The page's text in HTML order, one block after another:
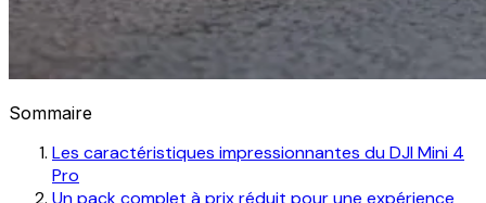
Sommaire
Les caractéristiques impressionnantes du DJI Mini 4
Pro
Un pack complet à prix réduit pour une expérience